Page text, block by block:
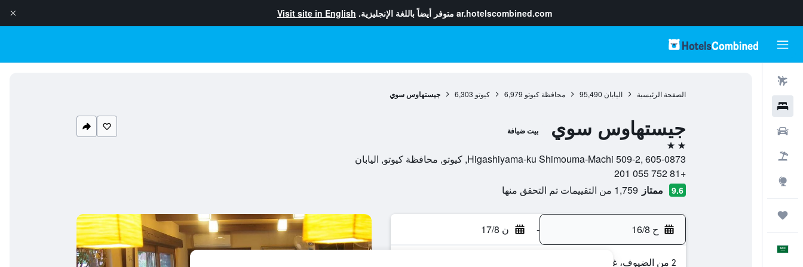
ar.hotelscombined.com متوفر أيضاً باللغة الإنجليزية. Visit site in English
الصفحة الرئيسية اليابان 95,490 محافظة كيوتو 6,979 كيوتو 6,303 جيستهاوس سوي
جيستهاوس سوي بيت ضيافة
2 نجمتين
Higashiyama-ku Shimouma-Machi 509-2, 605-0873, كيوتو, محافظة كيوتو, اليابان
+81 752 055 201
9.6 ممتاز 1,759 من التقييمات تم التحقق منها
ح 16/8 - ن 17/8
2 من الضيوف، غرفة واحدة